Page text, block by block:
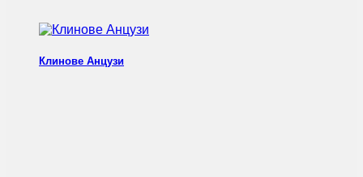
Клинове Анцузи